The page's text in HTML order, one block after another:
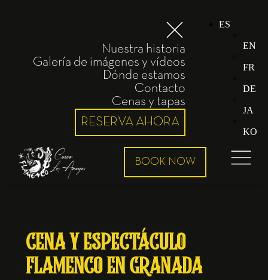
Nuestra historia
Galería de imágenes y vídeos
Dónde estamos
Contacto
Cenas y tapas
RESERVA AHORA
ES
EN
FR
DE
JA
KO
CENA Y ESPECTÁCULO
FLAMENCO EN GRANADA